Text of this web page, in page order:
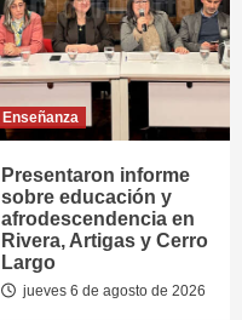
Enseñanza
Presentaron informe
sobre educación y
afrodescendencia en
Rivera, Artigas y Cerro
Largo
jueves 6 de agosto de 2026